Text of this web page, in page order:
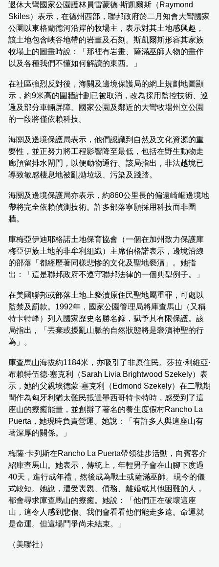
退休大彎國家公園護林員雷蒙德·斯凱爾斯（Raymond
Skiles）表示，在德州西部，聯邦政府於二月知會大彎國家
公園以東格蘭德河沿岸的牧場主，表示對其土地感興趣，
該土地包含峽谷地帶的岩畫及石刻。斯凱爾斯形容其家族
牧場上的圖畫時說：「那裡有岩畫、薩滿巫師人物的畫作
以及各種我們不懂如何解讀的東西。」
在社區強烈反對後，海關及邊境保護局的網上規劃地圖顯
示，約9米高的圍牆計劃已被取消，改為採用監控技術、巡
邏及部分車輛屏障。國家公園及鄰近的大彎牧場州立公園
的一段將僅依賴科技。
海關及邊境保護局表示，他們認識到自然及文化資源的重
要性，並正努力將工程影響降至最低，包括在野生動物走
廊預留排水閘門，以便動物通行。該局指出，非法越境已
導致敏感棲息地被亂拋垃圾、污染及踐踏。
海關及邊境保護局亦表示，約860公里長的偏遠崎嶇邊境地
帶將完全依賴偵測技術。許多部落寧願採用科技而非圍
牆。
庫梅亞伊迪耶格諾土地保育協會（一個在加州致力保護庫
梅亞伊族土地的非牟利組織）主席伯格諾表示，邊境沿線
的部落「都經歷著同樣悲慘的文化及聖地褻瀆」。她指
出：「這是聯邦政府不遵守聯邦法律的一個典型例子。」
在美國聯邦或部落土地上褻瀆原住民聖地屬重罪，可處以
監禁及罰款。1992年，國家公園管理局將庫查馬山（又稱
特卡特峰）列入國家歷史名勝名錄，賦予其有限保護。該
局指出，「丟棄或擾亂山脈的自然狀態將是褻瀆神聖的行
為」。
庫查馬山海拔約1184米，亦吸引了非原住民。莎拉·利維亞·
布賴特伍德·塞克利（Sarah Livia Brightwood Szekely）表
示，她的父親埃德蒙·塞克利（Edmond Szekely）在二戰期
間作為匈牙利猶太難民抵達墨西哥特卡特時，感受到了這
座山的療癒能量，並創辦了著名的養生度假村Rancho La
Puerta，她現時負責營運。她說：「有許多人與這座山有
著深厚的關係。」
梅薩·卡列斯在Rancho La Puerta帶領徒步活動，向賓客介
紹庫查馬山。她表示，傳統上，年輕男子會在山腳下度過
40天，進行成年禮，然後成為戰士或薩滿巫師。現今的儀
式較短。她說，遭受喪親、債務、離婚或其他困難的人，
都會尋求庫查馬山的療癒。她說：「他們正在破壞這座
山，這令人感到悲傷。我們會看看他們能走多遠。命運就
是命運。但這場鬥爭尚未結束。」
（美聯社）